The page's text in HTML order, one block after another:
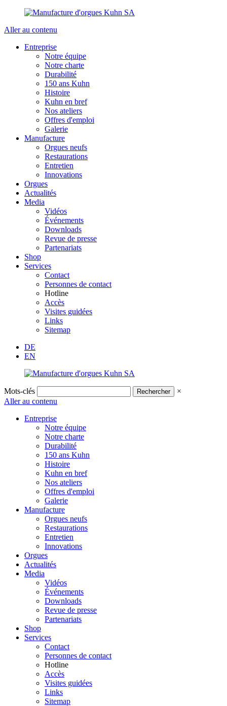
Aller au contenu
Entreprise
Notre équipe
Notre charte
Durabilité
150 ans Kuhn
Histoire
Kuhn en bref
Nos ateliers
Offres d'emploi
Galerie
Manufacture
Orgues neufs
Restaurations
Entretien
Innovations
Orgues
Actualités
Media
Vidéos
Événements
Downloads
Revue de presse
Partenariats
Shop
Services
Contact
Personnes de contact
Hotline
Accès
Visites guidées
Links
Sitemap
DE
EN
Mots-clés
×
Aller au contenu
Entreprise
Notre équipe
Notre charte
Durabilité
150 ans Kuhn
Histoire
Kuhn en bref
Nos ateliers
Offres d'emploi
Galerie
Manufacture
Orgues neufs
Restaurations
Entretien
Innovations
Orgues
Actualités
Media
Vidéos
Événements
Downloads
Revue de presse
Partenariats
Shop
Services
Contact
Personnes de contact
Hotline
Accès
Visites guidées
Links
Sitemap